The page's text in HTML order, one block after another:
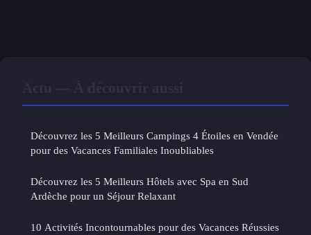
Découvrez les 5 Meilleurs Campings 4 Étoiles en Vendée
pour des Vacances Familiales Inoubliables
Découvrez les 5 Meilleurs Hôtels avec Spa en Sud
Ardèche pour un Séjour Relaxant
10 Activités Incontournables pour des Vacances Réussies